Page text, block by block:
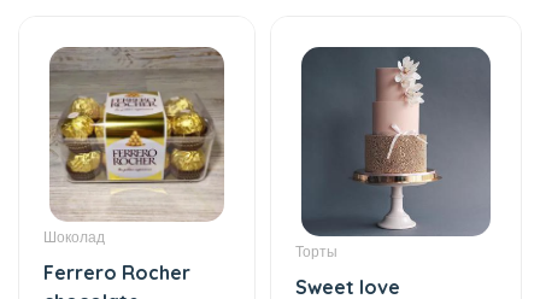
Шоколад
Ferrero Rocher
chocolate
16 AZN
Sweet love
859 AZN